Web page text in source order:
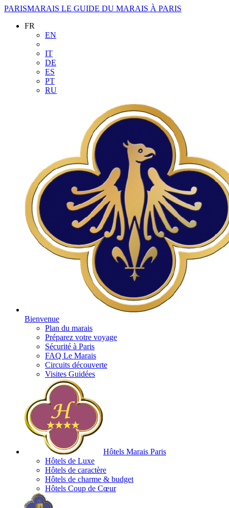
PARISMARAIS LE GUIDE DU MARAIS À PARIS
FR
EN
IT
DE
ES
PT
RU
Bienvenue
Plan du marais
Préparez votre voyage
Sécurité à Paris
FAQ Le Marais
Circuits découverte
Visites Guidées
Hôtels Marais Paris
Hôtels de Luxe
Hôtels de caractère
Hôtels de charme & budget
Hôtels Coup de Cœur